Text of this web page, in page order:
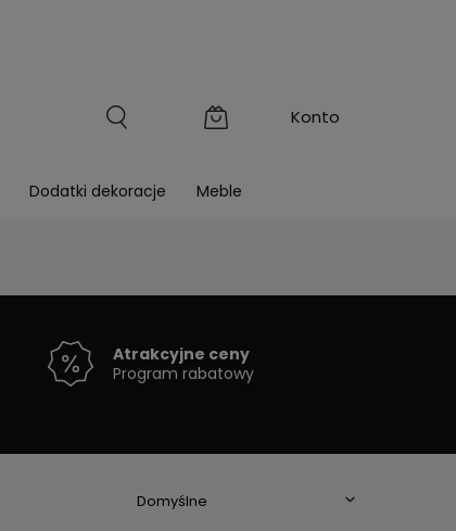
Dodatki dekoracje Meble
Atrakcyjne ceny
Program rabatowy